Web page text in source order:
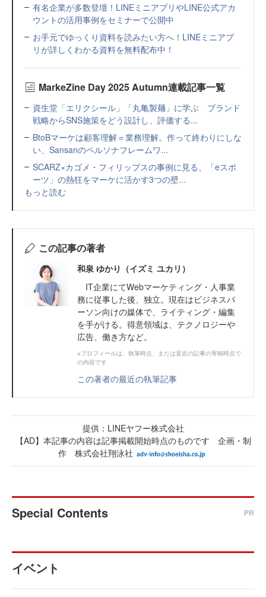
有名企業が多数登壇！LINEミニアプリやLINE公式アカ
ウントの活用事例をセミナーで公開中
お手元でゆっくり資料を読みたい方へ！LINEミニアプ
リが詳しくわかる資料を無料配布中！
MarkeZine Day 2025 Autumn連載記事一覧
資生堂「エリクシール」「丸亀製麺」に学ぶ ブランド
戦略からSNS施策をどう設計し、評価する...
BtoBマーケは顧客理解＝業務理解。作って終わりにしな
い、Sansanのペルソナフレームワ...
SCARZ×カゴメ・フィリップスの事例に見る、「eスポ
ーツ」の熱狂をマーケに活かす3つの壁...
もっと読む
この記事の著者
和泉 ゆかり（イズミ ユカリ）
IT企業にてWebマーケティング・人事業
務に従事した後、独立。現在はビジネスパ
ーソン向けの媒体で、ライティング・編集
を手がける。得意領域は、テクノロジーや
広告、働き方など。
※プロフィールは、執筆時点、または直近の記事の寄稿時点で
の内容です
この著者の最近の執筆記事
提供：LINEヤフー株式会社
【AD】本記事の内容は記事掲載開始時点のものです 企画・制
作 株式会社翔泳社
Special Contents PR
イベント